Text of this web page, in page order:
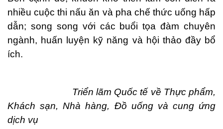
nhiều cuộc thi nấu ăn và pha chế thức uống hấp
dẫn; song song với các buổi tọa đàm chuyên
ngành, huấn luyện kỹ năng và hội thảo đầy bổ
ích.
Triển lãm Quốc tế về Thực phẩm,
Khách sạn, Nhà hàng, Đồ uống và cung ứng
dịch vụ